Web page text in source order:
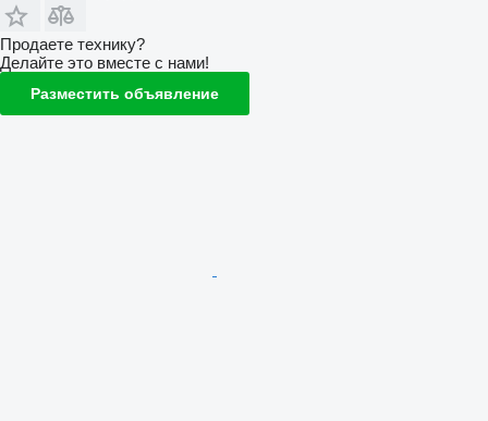
Продаете технику?
Делайте это вместе с нами!
Разместить объявление